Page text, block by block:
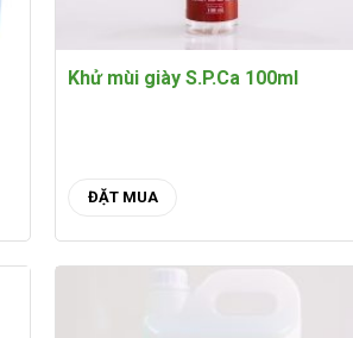
Khử mùi giày S.P.Ca 100ml
ĐẶT MUA